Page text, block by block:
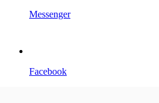
Messenger
Facebook